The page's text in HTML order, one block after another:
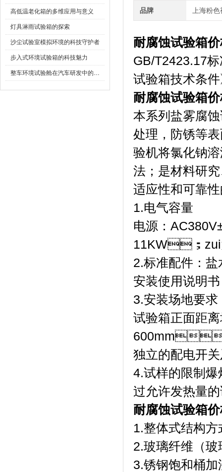
高低温老化箱的多维应用与意义
灯具淋雨试验箱的探索
沙尘试验室模拟环境的科技守护者
步入式环境试验箱的科技魅力
整车环境试验舱在汽车研发中的作用
品牌 上海粉
耐腐蚀试验箱
GB/T2423.17标
试验箱技术条件
耐腐蚀试验箱
本系列盐雾腐蚀试
处理，防锈等
验机将氯化钠溶
法；是材料研究
适应性和可靠性
1.电气容量
电源：
11KW；zui
2.标准配件：盐水
安装使用说明书
3.安装场地要求
试验箱正面距
600mm
独立的配电开关
4.试样的限制爆
过允许发热量
耐腐蚀试验箱
1.整体式结构方
2.玻璃纤维（玻
3.锈钢饱和桶